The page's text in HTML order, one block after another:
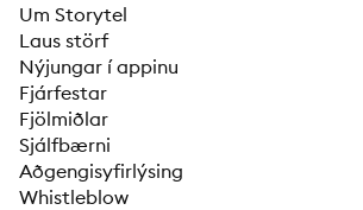
Um Storytel
Laus störf
Nýjungar í appinu
Fjárfestar
Fjölmiðlar
Sjálfbærni
Aðgengisyfirlýsing
Whistleblow